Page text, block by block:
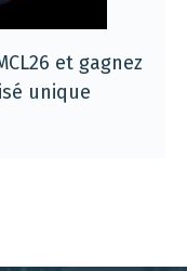
et gagnez
unique